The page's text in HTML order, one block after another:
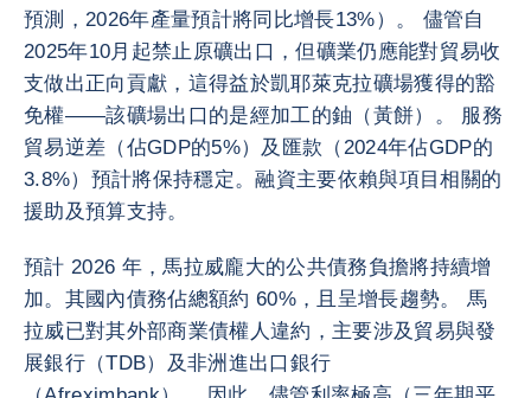
預測，2026年產量預計將同比增長13%）。 儘管自
2025年10月起禁止原礦出口，但礦業仍應能對貿易收
支做出正向貢獻，這得益於凱耶萊克拉礦場獲得的豁
免權——該礦場出口的是經加工的鈾（黃餅）。 服務
貿易逆差（佔GDP的5%）及匯款（2024年佔GDP的
3.8%）預計將保持穩定。融資主要依賴與項目相關的
援助及預算支持。
預計 2026 年，馬拉威龐大的公共債務負擔將持續增
加。其國內債務佔總額約 60%，且呈增長趨勢。 馬
拉威已對其外部商業債權人違約，主要涉及貿易與發
展銀行（TDB）及非洲進出口銀行